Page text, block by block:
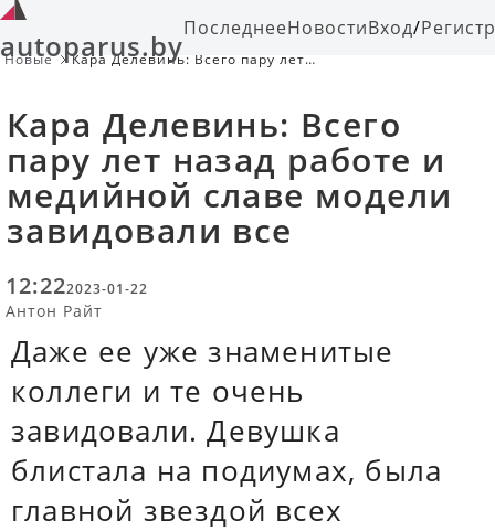
autoparus.byПоследнееНовостиВход/
Новые
Кара Делевинь: Всего пару лет
Кара Делевинь: Всего
пару лет назад работе и
медийной славе модели
завидовали все
12:222023-01-22
Антон Райт
Даже ее уже знаменитые
коллеги и те очень
завидовали. Девушка
блистала на подиумах, была
главной звездой всех